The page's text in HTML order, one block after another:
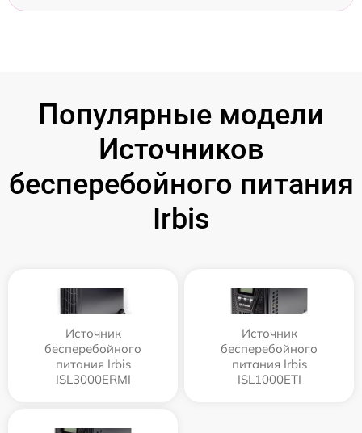
Популярные модели
Источников
бесперебойного питания
Irbis
Источник
бесперебойного
питания Irbis
ISL3000ERMI
Источник
бесперебойного
питания Irbis
ISL1000ETI